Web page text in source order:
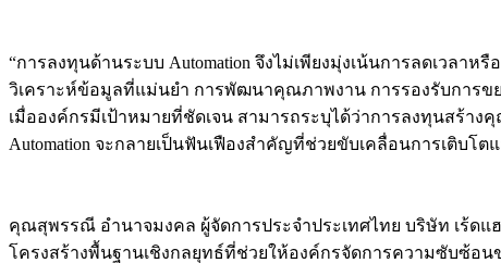
“การลงทุนด้านระบบ Automation จึงไม่เพียงมุ่งเน้นการลดเวล
วิเคราะห์ข้อมูลที่แม่นยำ การพัฒนาคุณภาพงาน การรองรับการข
เมื่อองค์กรมีเป้าหมายที่ชัดเจน สามารถระบุได้ว่าการลงทุนสร้า
Automation จะกลายเป็นฟันเฟืองสำคัญที่ช่วยขับเคลื่อนการเติบโ
คุณสุพรรณี อำนาจมงคล ผู้จัดการประจำประเทศไทย บริษัท เร้ดแฮ
โครงสร้างพื้นฐานเชิงกลยุทธ์ที่ช่วยให้องค์กรจัดการความซับซ้อนข